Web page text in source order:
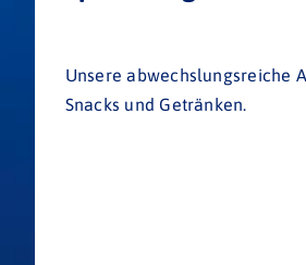
Unsere abwechslungsreiche
Snacks und Getränken.